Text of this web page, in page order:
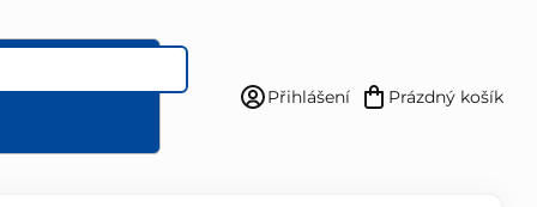
Přihlášení
Nákupní
Prázdný košík